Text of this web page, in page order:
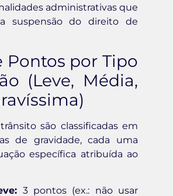
administrativas que
suspensão do direito de
Pontos por Tipo
(Leve, Média,
são classificadas em
de gravidade, cada uma
específica atribuída ao
3 pontos (ex.: não usar